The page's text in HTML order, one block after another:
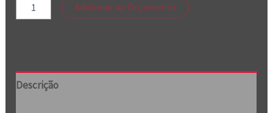
Adicionar ao Orçamento
Descrição